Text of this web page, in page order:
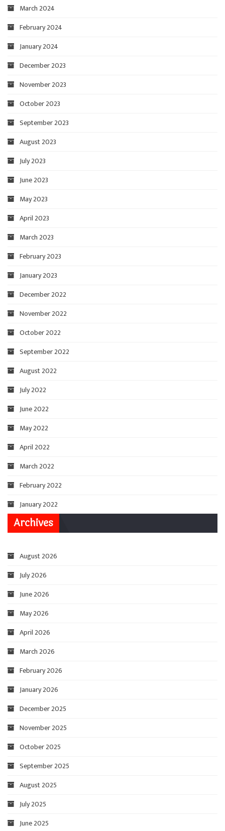
March 2024
February 2024
January 2024
December 2023
November 2023
October 2023
September 2023
August 2023
July 2023
June 2023
May 2023
April 2023
March 2023
February 2023
January 2023
December 2022
November 2022
October 2022
September 2022
August 2022
July 2022
June 2022
May 2022
April 2022
March 2022
February 2022
January 2022
Archives
August 2026
July 2026
June 2026
May 2026
April 2026
March 2026
February 2026
January 2026
December 2025
November 2025
October 2025
September 2025
August 2025
July 2025
June 2025